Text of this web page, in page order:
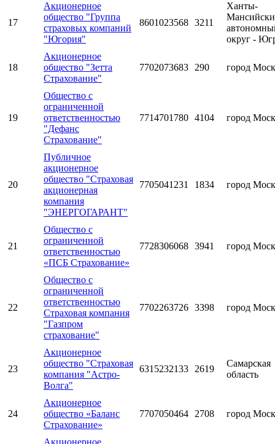
17
Акционерное
общество "Группа
страховых компаний
"Югория"
8601023568 3211
Ханты-
округ -
18
Акционерное
общество "Зетта
Страхование"
7702073683 290 город
19
Общество с
ограниченной
ответственностью
"Дефанс
Страхование"
7714701780 4104 город
20
Публичное
акционерное
общество "Страховая
акционерная
компания
"ЭНЕРГОГАРАНТ"
7705041231 1834 город
21
Общество с
ограниченной
ответственностью
«ПСБ Страхование»
7728306068 3941 город
22
Общество с
ограниченной
ответственностью
Страховая компания
"Газпром
страхование"
7702263726 3398 город
23
Акционерное
общество "Страховая
компания "Астро-
Волга"
6315232133 2619
Самарская
область
24
Акционерное
общество «Баланс
Страхование»
7707050464 2708 город